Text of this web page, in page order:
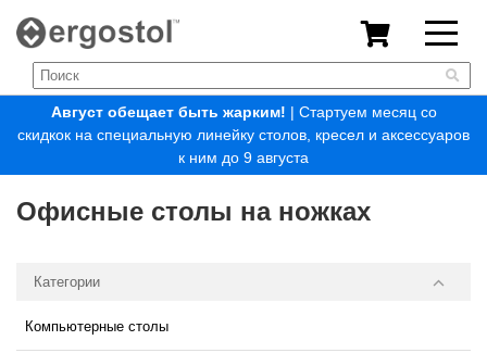
Август обещает быть жарким! | Стартуем месяц со
скидкок на специальную линейку столов, кресел и аксессуаров
к ним до 9 августа
Офисные столы на ножках
Категории
Компьютерные столы